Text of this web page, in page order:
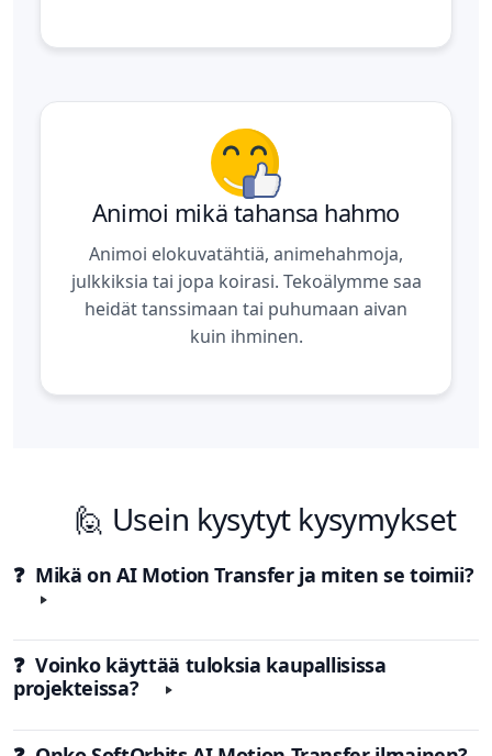
Animoi mikä tahansa hahmo
Animoi elokuvatähtiä, animehahmoja,
julkkiksia tai jopa koirasi. Tekoälymme saa
heidät tanssimaan tai puhumaan aivan
kuin ihminen.
🙋 Usein kysytyt kysymykset
❓ Mikä on AI Motion Transfer ja miten se toimii?
❓ Voinko käyttää tuloksia kaupallisissa
projekteissa?